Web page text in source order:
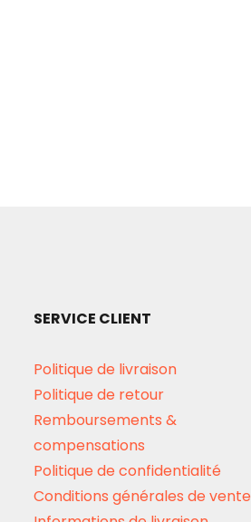
SERVICE CLIENT
Politique de livraison
Politique de retour
Remboursements &
compensations
Politique de confidentialité
Conditions générales de vente